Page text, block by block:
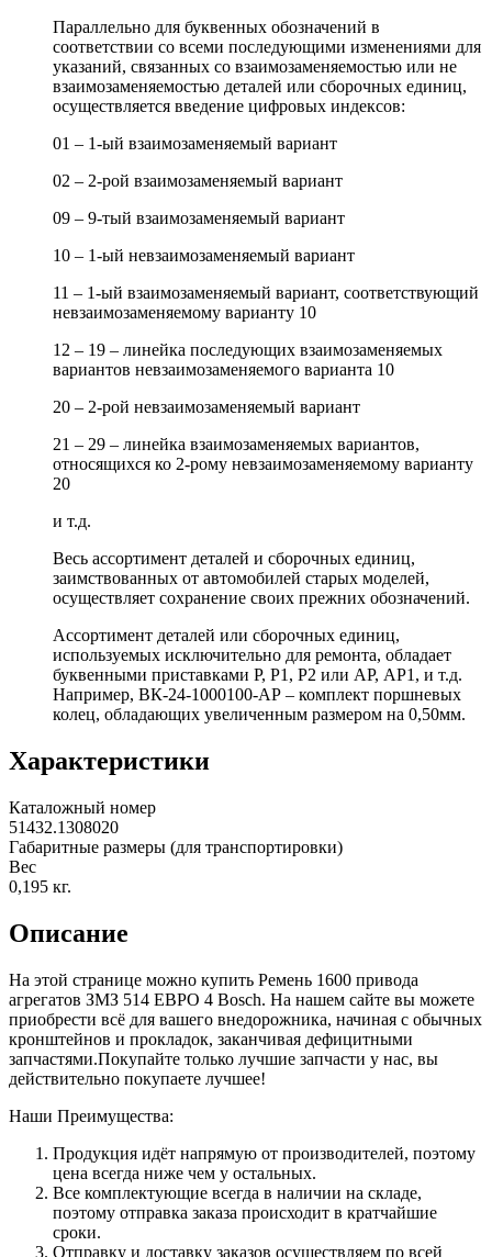
Параллельно для буквенных обозначений в
соответствии со всеми последующими изменениями для
указаний, связанных со взаимозаменяемостью или не
взаимозаменяемостью деталей или сборочных единиц,
осуществляется введение цифровых индексов:
01 – 1-ый взаимозаменяемый вариант
02 – 2-рой взаимозаменяемый вариант
09 – 9-тый взаимозаменяемый вариант
10 – 1-ый невзаимозаменяемый вариант
11 – 1-ый взаимозаменяемый вариант, соответствующий
невзаимозаменяемому варианту 10
12 – 19 – линейка последующих взаимозаменяемых
вариантов невзаимозаменяемого варианта 10
20 – 2-рой невзаимозаменяемый вариант
21 – 29 – линейка взаимозаменяемых вариантов,
относящихся ко 2-рому невзаимозаменяемому варианту
20
и т.д.
Весь ассортимент деталей и сборочных единиц,
заимствованных от автомобилей старых моделей,
осуществляет сохранение своих прежних обозначений.
Ассортимент деталей или сборочных единиц,
используемых исключительно для ремонта, обладает
буквенными приставками Р, Р1, Р2 или АР, АР1, и т.д.
Например, ВК-24-1000100-АР – комплект поршневых
колец, обладающих увеличенным размером на 0,50мм.
Характеристики
Каталожный номер
51432.1308020
Габаритные размеры (для транспортировки)
Вес
0,195 кг.
Описание
На этой странице можно купить Ремень 1600 привода
агрегатов ЗМЗ 514 ЕВРО 4 Bosch. На нашем сайте вы можете
приобрести всё для вашего внедорожника, начиная с обычных
кронштейнов и прокладок, заканчивая дефицитными
запчастями.Покупайте только лучшие запчасти у нас, вы
действительно покупаете лучшее!
Наши Преимущества:
Продукция идёт напрямую от производителей, поэтому
цена всегда ниже чем у остальных.
Все комплектующие всегда в наличии на складе,
поэтому отправка заказа происходит в кратчайшие
сроки.
Отправку и доставку заказов осуществляем по всей